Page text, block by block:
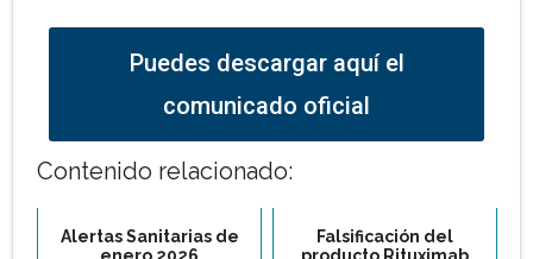
Puedes descargar aquí el
comunicado oficial
Contenido relacionado:
Alertas Sanitarias de
Falsificación del